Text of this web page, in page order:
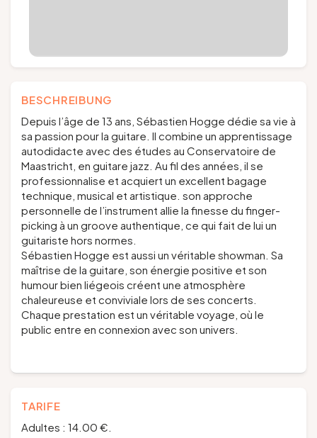
BESCHREIBUNG
Depuis l’âge de 13 ans, Sébastien Hogge dédie sa vie à
sa passion pour la guitare. Il combine un apprentissage
autodidacte avec des études au Conservatoire de
Maastricht, en guitare jazz. Au fil des années, il se
professionnalise et acquiert un excellent bagage
technique, musical et artistique. son approche
personnelle de l’instrument allie la finesse du finger-
picking à un groove authentique, ce qui fait de lui un
guitariste hors normes.
Sébastien Hogge est aussi un véritable showman. Sa
maîtrise de la guitare, son énergie positive et son
humour bien liégeois créent une atmosphère
chaleureuse et conviviale lors de ses concerts.
Chaque prestation est un véritable voyage, où le
public entre en connexion avec son univers.
TARIFE
Adultes : 14.00 €.